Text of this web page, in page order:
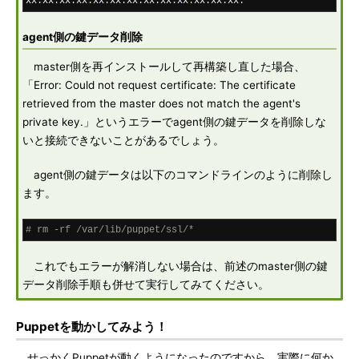
agent側の鍵データ削除
master側を再インストールして再構築し直した場合、
「Error: Could not request certificate: The certificate
retrieved from the master does not match the agent's
private key.」というエラーでagent側の鍵データを削除しな
いと接続できないことがあるでしょう。
agent側の鍵データは以下のコマンドラインのように削除し
ます。
# rm -rf /var/lib/puppet/ssl/*
これでもエラーが解消しない場合は、前述のmaster側の鍵
データ削除手順も併せて実行してみてください。
Puppetを動かしてみよう！